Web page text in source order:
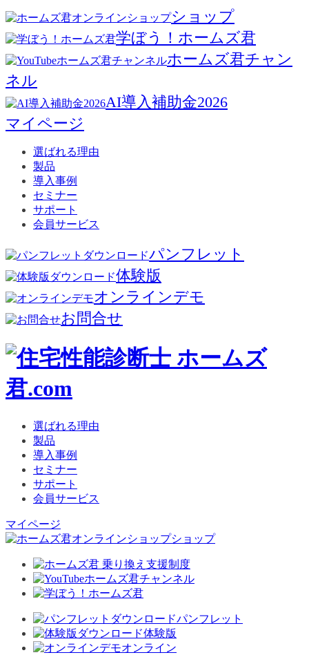
ショップ
学ぼう！ホームズ君
ホームズ君チャン
ネル
AI導入補助金2026
マイページ
選ばれる理由
製品
導入事例
セミナー
サポート
会員サービス
パンフレット
体験版
オンラインデモ
お問合せ
選ばれる理由
製品
導入事例
セミナー
サポート
会員サービス
マイページ
ショップ
パンフレット
体験版
オンライン